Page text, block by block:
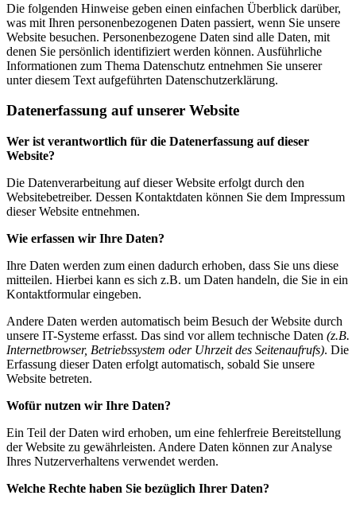
Die folgenden Hinweise geben einen einfachen Überblick darüber,
was mit Ihren personenbezogenen Daten passiert, wenn Sie unsere
Website besuchen. Personenbezogene Daten sind alle Daten, mit
denen Sie persönlich identifiziert werden können. Ausführliche
Informationen zum Thema Datenschutz entnehmen Sie unserer
unter diesem Text aufgeführten Datenschutzerklärung.
Datenerfassung auf unserer Website
Wer ist verantwortlich für die Datenerfassung auf dieser
Website?
Die Datenverarbeitung auf dieser Website erfolgt durch den
Websitebetreiber. Dessen Kontaktdaten können Sie dem Impressum
dieser Website entnehmen.
Wie erfassen wir Ihre Daten?
Ihre Daten werden zum einen dadurch erhoben, dass Sie uns diese
mitteilen. Hierbei kann es sich z.B. um Daten handeln, die Sie in ein
Kontaktformular eingeben.
Andere Daten werden automatisch beim Besuch der Website durch
unsere IT-Systeme erfasst. Das sind vor allem technische Daten (z.B.
Internetbrowser, Betriebssystem oder Uhrzeit des Seitenaufrufs). Die
Erfassung dieser Daten erfolgt automatisch, sobald Sie unsere
Website betreten.
Wofür nutzen wir Ihre Daten?
Ein Teil der Daten wird erhoben, um eine fehlerfreie Bereitstellung
der Website zu gewährleisten. Andere Daten können zur Analyse
Ihres Nutzerverhaltens verwendet werden.
Welche Rechte haben Sie bezüglich Ihrer Daten?